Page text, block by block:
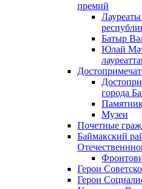
премий
Батыр
Юлай
города
Музеи
Почетные
Баймакский
Герои
Герои